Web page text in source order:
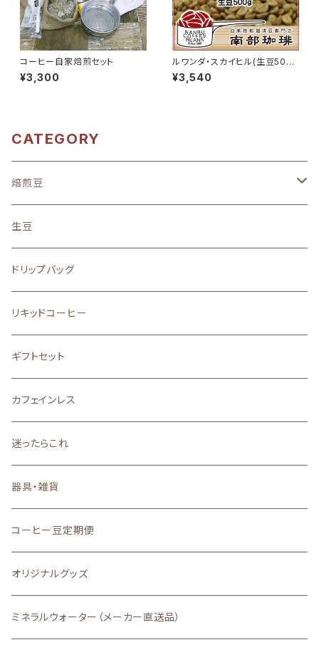
コーヒー自家焙煎セット
¥3,300
ルワンダ・スカイヒル(生豆500
g)
¥3,540
CATEGORY
焙煎豆
地域別
中南米
アフリカ
味わい
フルーティーな酸味を楽しむ
バランスの良い味と香り
ストレート
ブレンド
生豆
ドリップバッグ
リキッドコーヒー
ギフトセット
カフェインレス
迷ったらこれ
器具・雑貨
コーヒー豆定期便
オリジナルグッズ
ミネラルウォーター（メーカー直送品）